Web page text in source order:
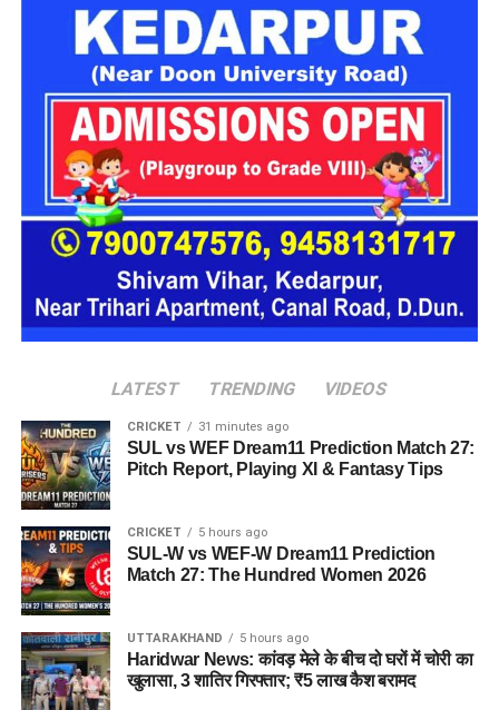
डॉ. चंद्र प्रकाश
भैसोड़ा
प्राचार्य, मेडिकल
कॉलेज अल्मोड़ा
प्राचार्य, मेडिकल
कॉलेज रुद्रपुर
डॉ. जीएस
तितियाल
मेडिकल कॉलेज
हल्द्वानी
प्राचार्य, मेडिकल
कॉलेज अल्मोड़ा
डॉ. अजय कुमार
आर्या
निदेशक, चिकित्सा
शिक्षा प्रभार
प्राचार्य, मेडिकल
कॉलेज हल्द्वानी
डॉ. आशुतोष
सयाना
प्राचार्य, मेडिकल
कॉलेज श्रीनगर
निदेशक, चिकित्सा
शिक्षा
डॉ. चंद्र मोहन
सिंह रावत
प्राचार्य, मेडिकल
कॉलेज हरिद्वार
प्राचार्य, मेडिकल
कॉलेज श्रीनगर
6
डॉ. पंकज सिंह
प्रोफेसर, मेडिकल
प्रभारी प्राचार्य,
हरिद्वार
LATEST TRENDING VIDEOS
CRICKET 31 minutes ago
SUL vs WEF Dream11 Prediction Match 27:
Pitch Report, Playing XI & Fantasy Tips
CRICKET 5 hours ago
SUL-W vs WEF-W Dream11 Prediction
Match 27: The Hundred Women 2026
UTTARAKHAND 5 hours ago
Haridwar News: कांवड़ मेले के बीच दो घरों में चोरी का
खुलासा, 3 शातिर गिरफ्तार; ₹5 लाख कैश बरामद